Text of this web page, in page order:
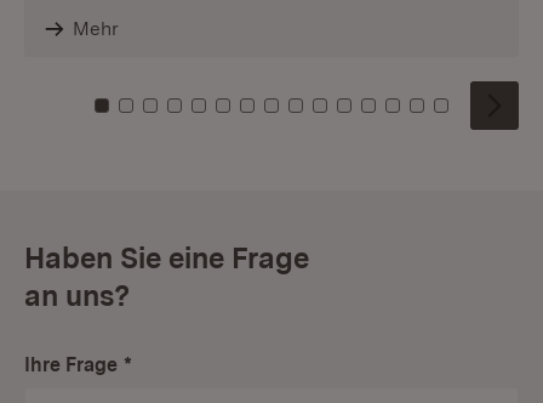
Mehr
Zu Kachel: 0
Zu Kachel: 1
Zu Kachel: 2
Zu Kachel: 3
Zu Kachel: 4
Zu Kachel: 5
Zu Kachel: 6
Zu Kachel: 7
Zu Kachel: 8
Zu Kachel: 9
Zu Kachel: 10
Zu Kachel: 11
Zu Kachel: 12
Zu Kachel:
Zu
Haben Sie eine Frage
an uns?
Ihre Frage *